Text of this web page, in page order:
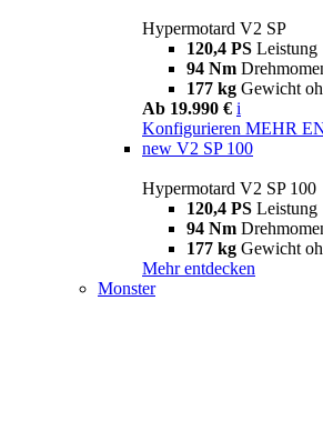
Hypermotard V2 SP
120,4 PS Leistung
94 Nm
177 kg Gewicht
Ab 19.990 € i
Konfigurieren MEHR
new V2 SP 100
Hypermotard V2 SP 100
120,4 PS Leistung
94 Nm
177 kg Gewicht
Mehr entdecken
Monster